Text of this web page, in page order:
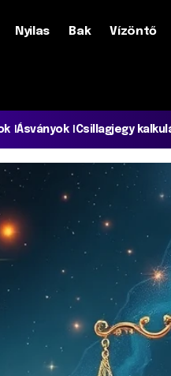
Nyilas Bak Vízöntő
Ásványok Csillagjegy